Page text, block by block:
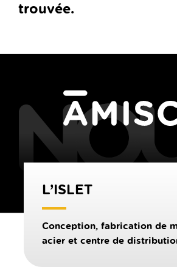
trouvée.
L’ISLET
Conception, fabrication de
acier et centre de